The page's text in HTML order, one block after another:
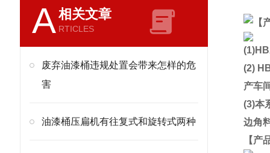
A相关文章
RTICLES
废弃油漆桶违规处置会带来怎样的危
害
油漆桶压扁机有往复式和旋转式两种
【
(2)
产车
(3)本
边角
【产